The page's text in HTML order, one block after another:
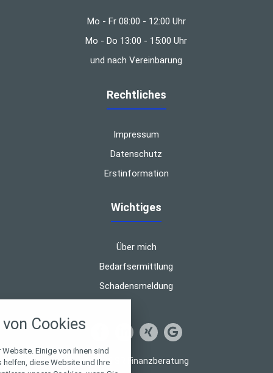
Mo - Fr 08:00 - 12:00 Uhr
Mo - Do 13:00 - 15:00 Uhr
und nach Vereinbarung
Rechtliches
Impressum
Datenschutz
Erstinformation
Wichtiges
Über mich
Bedarfsermittlung
Schadensmeldung
© 2026 SR Finanzberatung
Cookies
Einige von ihnen sind
diese Website und Ihre
alle verwendeten Cookies und
zu blockieren.